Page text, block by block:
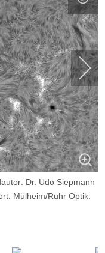
Dr. Udo Siepmann
Mülheim/Ruhr Optik: